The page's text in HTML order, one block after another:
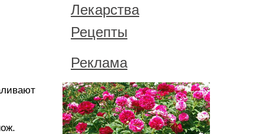
Лекарства
Рецепты
Реклама